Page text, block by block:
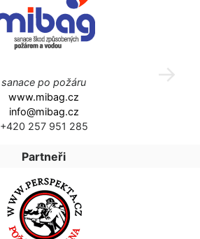
sanace po požáru
www.mibag.cz
info@mibag.cz
+420 257 951 285
Partneři